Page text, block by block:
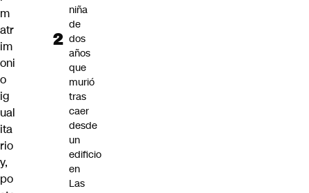
m
atr
im
oni
o
ig
ual
ita
rio
y,
po
niña
de
dos
años
que
murió
tras
caer
desde
un
edificio
en
Las